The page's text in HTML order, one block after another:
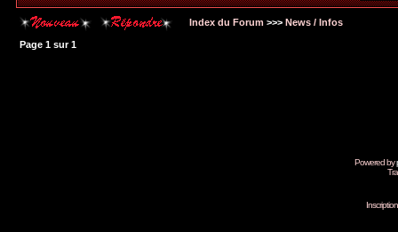
Index du Forum >>> News / Infos
Page 1 sur1
Powered by